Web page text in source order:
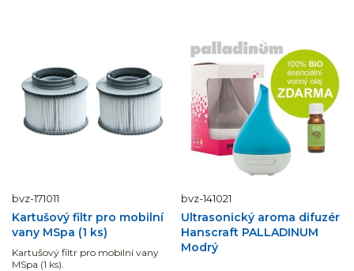
bvz-171011
Kartušový filtr pro mobilní
vany MSpa (1 ks)
Kartušový filtr pro mobilní vany
MSpa (1 ks).
bvz-141021
Ultrasonický aroma difuzér
Hanscraft PALLADINUM
Modrý